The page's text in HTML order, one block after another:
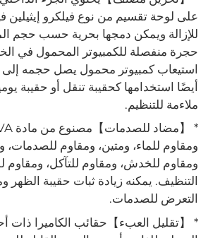
على لوحة تقسيم من نوع فيلكرو إيثيلين
للإزالة ويمكن دمجها بحرية حسب حجم
حجرة منفصلة للكمبيوتر المحمول في
أيضًا استخدامها كحقيبة تنقل أو حقيبة
ملاءمة للتنظيم.
ومقاوم للماء، ومتين، ومقاوم للصدمات،
ومقاوم للخدش، ومقاوم للتآكل، ومقاوم
التنظيف. يمكنه زيادة ثبات حقيبة الظهر
التعرض للصدمات.
* 【تقليل العبء】حقائب الكاميرا ذات